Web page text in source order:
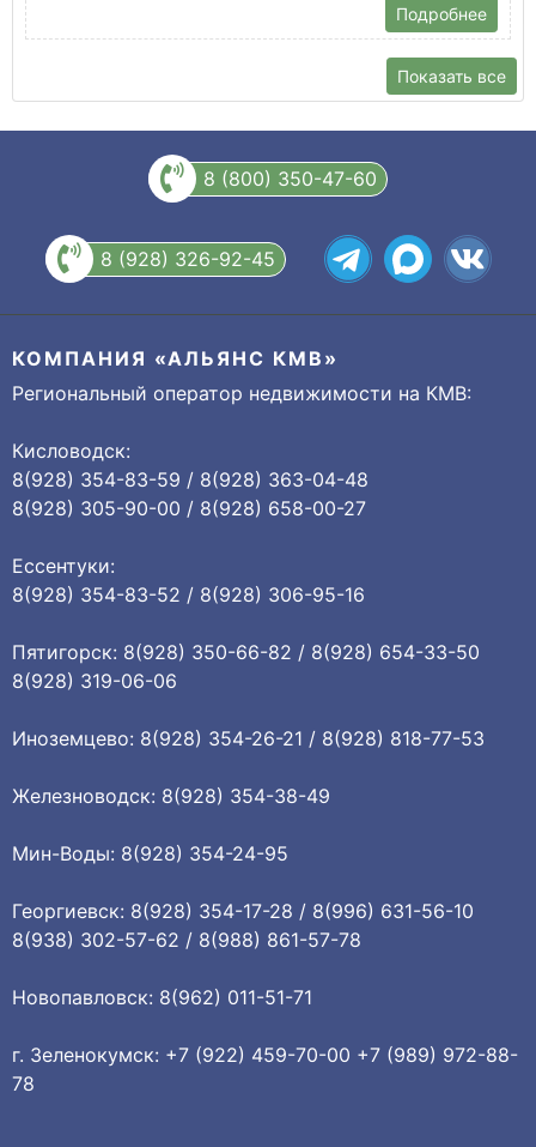
Подробнее
Показать все
8 (800) 350-47-60
8 (928) 326-92-45
КОМПАНИЯ «АЛЬЯНС КМВ»
Региональный оператор недвижимости на КМВ:
Кисловодск:
8(928) 354-83-59 / 8(928) 363-04-48
8(928) 305-90-00 / 8(928) 658-00-27
Ессентуки:
8(928) 354-83-52 / 8(928) 306-95-16
Пятигорск: 8(928) 350-66-82 / 8(928) 654-33-50
8(928) 319-06-06
Иноземцево: 8(928) 354-26-21 / 8(928) 818-77-53
Железноводск: 8(928) 354-38-49
Мин-Воды: 8(928) 354-24-95
Георгиевск: 8(928) 354-17-28 / 8(996) 631-56-10
8(938) 302-57-62 / 8(988) 861-57-78
Новопавловск: 8(962) 011-51-71
г. Зеленокумск: +7 (922) 459-70-00 +7 (989) 972-88-
78